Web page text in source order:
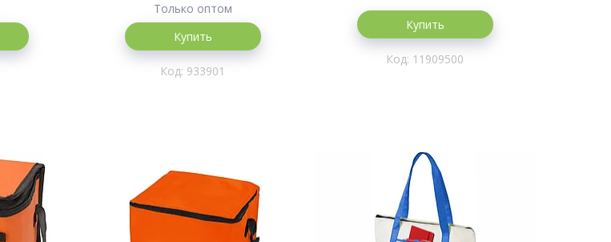
Только оптом
Купить
933901
Купить
11909500